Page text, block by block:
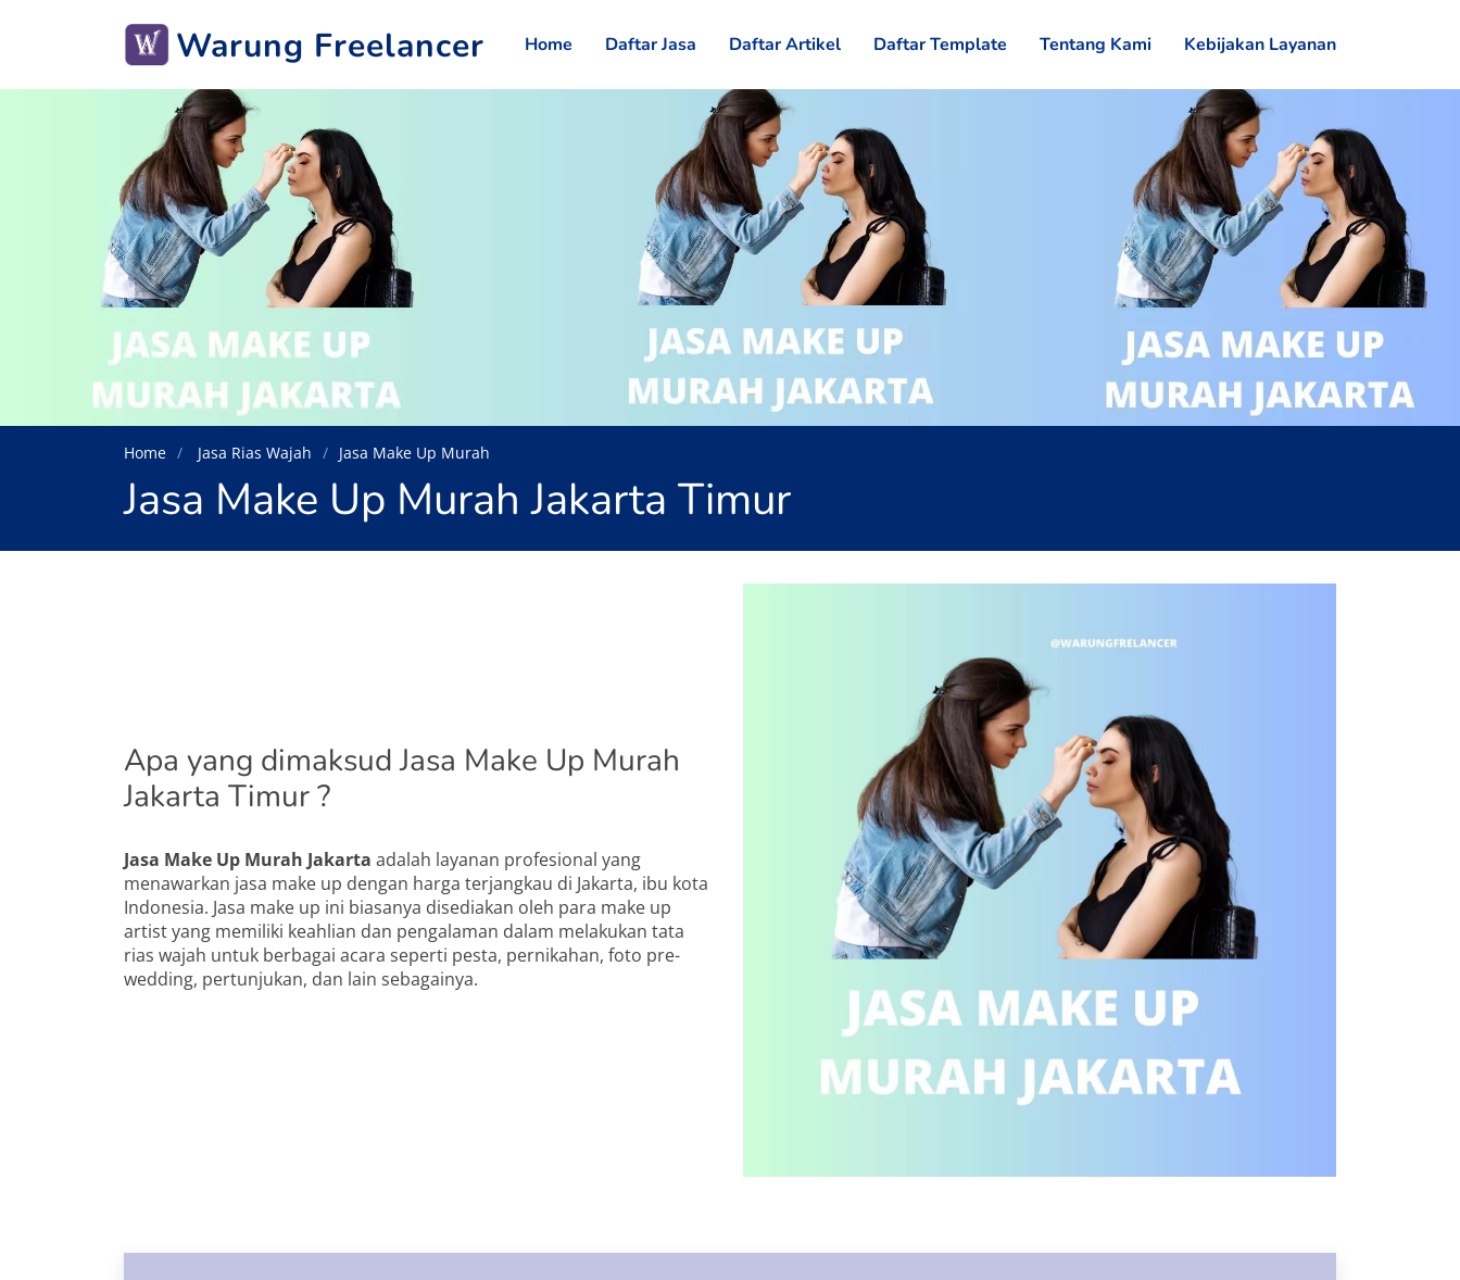
Warung Freelancer Home Daftar Jasa Daftar Artikel Daftar Template Tentang Kami Kebijakan Layanan
Home Jasa Rias Wajah Jasa Make Up Murah
Jasa Make Up Murah Jakarta Timur
Apa yang dimaksud Jasa Make Up Murah
Jakarta Timur ?
Jasa Make Up Murah Jakarta adalah layanan profesional yang
menawarkan jasa make up dengan harga terjangkau di Jakarta, ibu kota
Indonesia. Jasa make up ini biasanya disediakan oleh para make up
artist yang memiliki keahlian dan pengalaman dalam melakukan tata
rias wajah untuk berbagai acara seperti pesta, pernikahan, foto pre-
wedding, pertunjukan, dan lain sebagainya.